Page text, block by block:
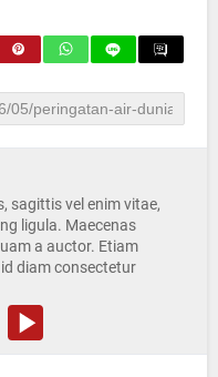
sagittis vel enim vitae,
ligula. Maecenas
a auctor. Etiam
diam consectetur